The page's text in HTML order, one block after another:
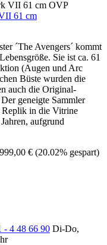
61 cm
´The Avengers´ kommt
Sie ist ca. 61
(Augen und Arc
Büste wurden die
auch die Original-
geneigte Sammler
Replik in die Vitrine
aufgrund
999,00 € (20.02% gespart)
- 4 48 66 90 Di-Do,